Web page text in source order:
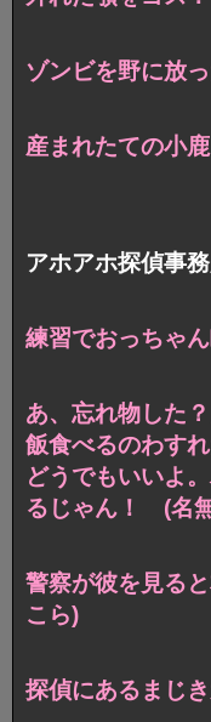
ゾンビを野に放
産まれたての小
アホアホ探偵事
練習でおっちゃ
あ、忘れ物した
飯食べるのわすれ
どうでもいいよ
るじゃん！ (名
警察が彼を見る
こら)
探偵にあるまじ